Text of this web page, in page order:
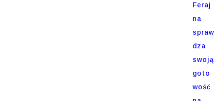
Feraj
na
spraw
dza
swoją
goto
wość